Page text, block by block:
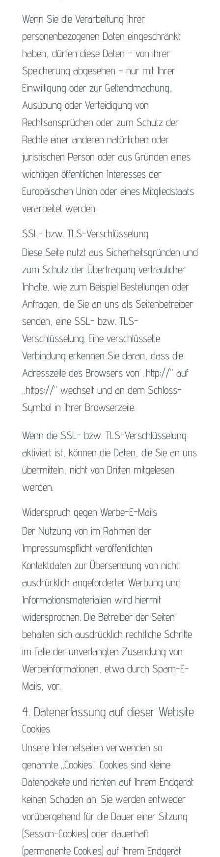
Wenn Sie die Verarbeitung Ihrer
personenbezogenen Daten eingeschränkt
haben, dürfen diese Daten – von ihrer
Speicherung abgesehen – nur mit Ihrer
Einwilligung oder zur Geltendmachung,
Ausübung oder Verteidigung von
Rechtsansprüchen oder zum Schutz der
Rechte einer anderen natürlichen oder
juristischen Person oder aus Gründen eines
wichtigen öffentlichen Interesses der
Europäischen Union oder eines Mitgliedstaats
verarbeitet werden.
SSL- bzw. TLS-Verschlüsselung
Diese Seite nutzt aus Sicherheitsgründen und
zum Schutz der Übertragung vertraulicher
Inhalte, wie zum Beispiel Bestellungen oder
Anfragen, die Sie an uns als Seitenbetreiber
senden, eine SSL- bzw. TLS-
Verschlüsselung. Eine verschlüsselte
Verbindung erkennen Sie daran, dass die
Adresszeile des Browsers von „http://“ auf
„https://“ wechselt und an dem Schloss-
Symbol in Ihrer Browserzeile.
Wenn die SSL- bzw. TLS-Verschlüsselung
aktiviert ist, können die Daten, die Sie an uns
übermitteln, nicht von Dritten mitgelesen
werden.
Widerspruch gegen Werbe-E-Mails
Der Nutzung von im Rahmen der
Impressumspflicht veröffentlichten
Kontaktdaten zur Übersendung von nicht
ausdrücklich angeforderter Werbung und
Informationsmaterialien wird hiermit
widersprochen. Die Betreiber der Seiten
behalten sich ausdrücklich rechtliche Schritte
im Falle der unverlangten Zusendung von
Werbeinformationen, etwa durch Spam-E-
Mails, vor.
4. Datenerfassung auf dieser Website
Cookies
Unsere Internetseiten verwenden so
genannte „Cookies“. Cookies sind kleine
Datenpakete und richten auf Ihrem Endgerät
keinen Schaden an. Sie werden entweder
vorübergehend für die Dauer einer Sitzung
(Session-Cookies) oder dauerhaft
(permanente Cookies) auf Ihrem Endgerät